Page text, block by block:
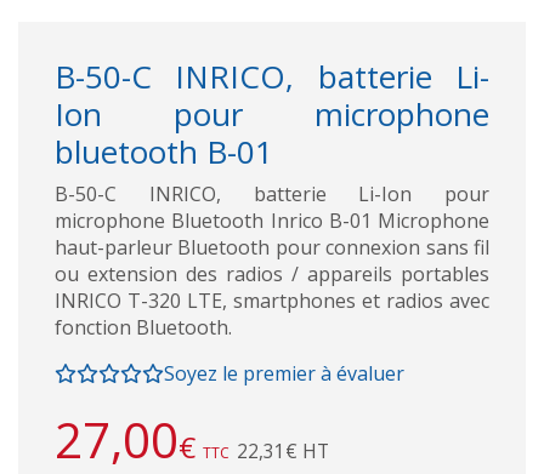
B-50-C INRICO, batterie Li-
Ion pour microphone
bluetooth B-01
B-50-C INRICO, batterie Li-Ion pour
microphone Bluetooth Inrico B-01 Microphone
haut-parleur Bluetooth pour connexion sans fil
ou extension des radios / appareils portables
INRICO T-320 LTE, smartphones et radios avec
fonction Bluetooth.
Soyez le premier à évaluer
27,00€ TTC 22,31€ HT